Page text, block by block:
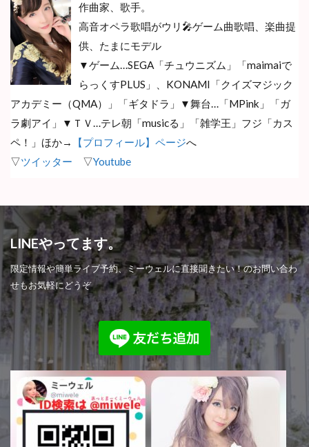
作曲家、歌手。
高音オペラ歌唱がウリ🎤ゲーム曲歌唱、楽曲提
供、たまにモデル
▼ゲーム…SEGA「チュウニズム」「maimaiで
らっくすPLUS」、KONAMI「クイズマジック
アカデミー（QMA）」「ギタドラ」▼舞台… 「MPink」「ガ
ラ劇アイ」▼ＴＶ…テレ朝「musicる」「雑学王」フジ「カス
ペ！」ほか→
【プロフィール】ページへ
▽ツイッター ▽Youtube
LINEやってます。
限定情報や簡単ライブ予約、ミーウェルに直接聞きたい！のお問い合わ
せもお気軽にどうぞ